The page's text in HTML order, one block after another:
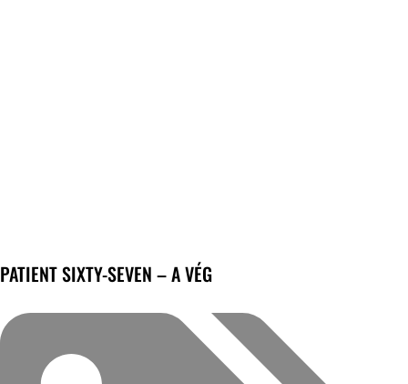
PATIENT SIXTY-SEVEN – A VÉG